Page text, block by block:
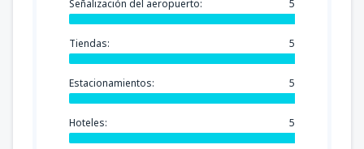
Señalización del aeropuerto: 5
Tiendas: 5
Estacionamientos: 5
Hoteles: 5